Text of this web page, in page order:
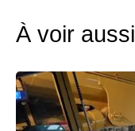
À voir aussi